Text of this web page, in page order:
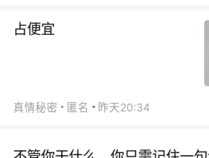
占便宜
真情秘密 匿名 昨天20:34